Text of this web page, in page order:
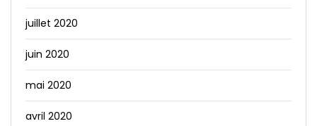
juillet 2020
juin 2020
mai 2020
avril 2020